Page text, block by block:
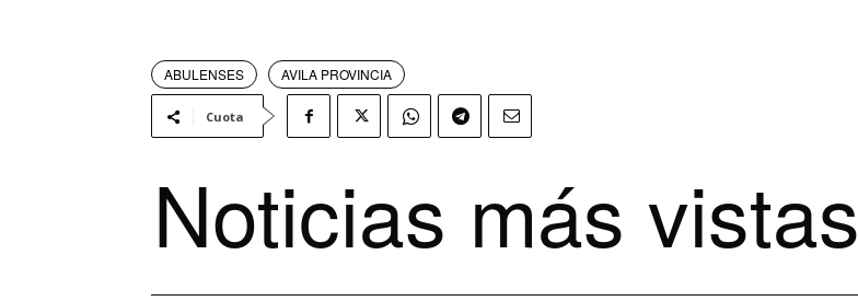
ABULENSES AVILA PROVINCIA
Cuota
Noticias más vistas